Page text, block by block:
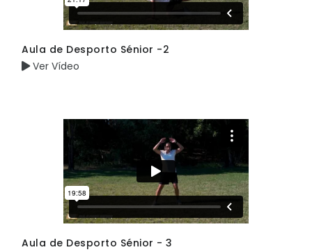
Aula de Desporto Sénior -2
Ver Vídeo
Aula de Desporto Sénior - 3